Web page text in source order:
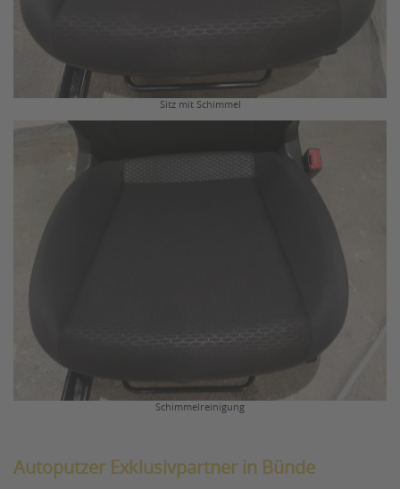
Sitz mit Schimmel
Schimmelreinigung
Autoputzer Exklusivpartner in Bünde